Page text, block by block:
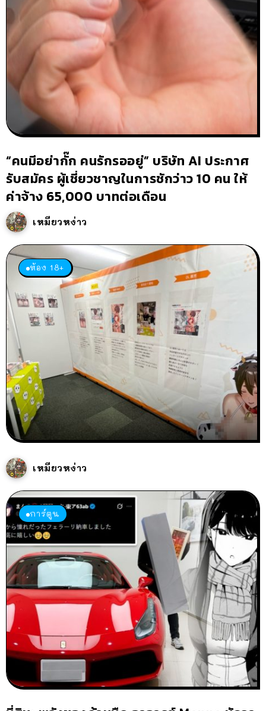
“คนมีอย่ากั๊ก คนรักรออยู่” บริษัท AI ประกาศ
รับสมัคร ผู้เชี่ยวชาญในการชักว่าว 10 คน ให้
ค่าจ้าง 65,000 บาทต่อเดือน
เหมียวหง่าว
ห้อง 18+
เหมียวหง่าว
การ์ตูน